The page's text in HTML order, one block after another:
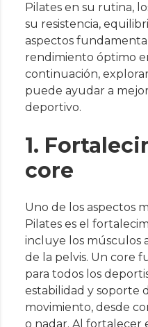
Pilates en su rutina,
su resistencia,
aspectos
rendimiento óptimo
continuación,
puede ayudar a
deportivo.
1.
core
Uno de los aspectos
Pilates es el
incluye los músculos
de la pelvis. Un core
para todos los
estabilidad y soporte
movimiento, desde
o nadar. Al fortalecer